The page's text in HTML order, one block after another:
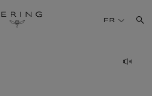
FR